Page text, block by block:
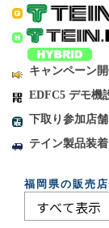
キャンペーン
EDFC5 デモ機
下取り参加店舗
テイン製品装
福岡県の販